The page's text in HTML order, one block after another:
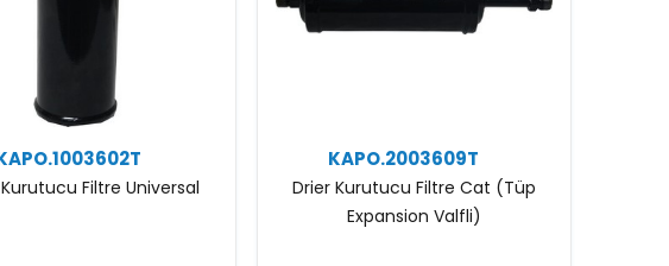
Filtre Universal
KAPO.2003609T
Drier Kurutucu Filtre Cat (Tüp
Expansion Valfli)